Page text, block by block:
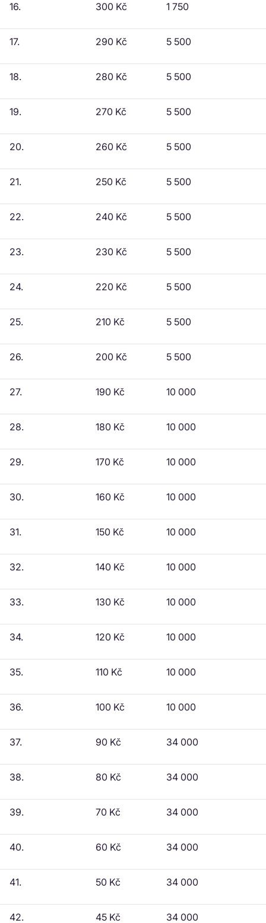
16. 300 Kč 1 750
17. 290 Kč 5 500
18. 280 Kč 5 500
19. 270 Kč 5 500
20. 260 Kč 5 500
21. 250 Kč 5 500
22. 240 Kč 5 500
23. 230 Kč 5 500
24. 220 Kč 5 500
25. 210 Kč 5 500
26. 200 Kč 5 500
27. 190 Kč 10 000
28. 180 Kč 10 000
29. 170 Kč 10 000
30. 160 Kč 10 000
31. 150 Kč 10 000
32. 140 Kč 10 000
33. 130 Kč 10 000
34. 120 Kč 10 000
35. 110 Kč 10 000
36. 100 Kč 10 000
37. 90 Kč 34 000
38. 80 Kč 34 000
39. 70 Kč 34 000
40. 60 Kč 34 000
41. 50 Kč 34 000
42. 45 Kč 34 000